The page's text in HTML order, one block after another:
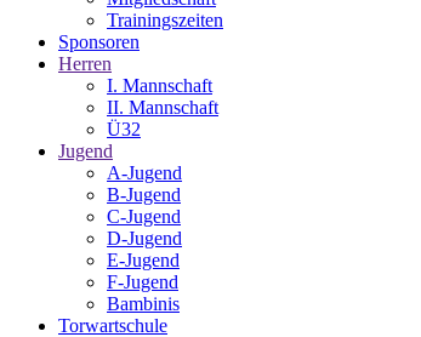
Trainingszeiten
Sponsoren
Herren
I. Mannschaft
II. Mannschaft
Ü32
Jugend
A-Jugend
B-Jugend
C-Jugend
D-Jugend
E-Jugend
F-Jugend
Bambinis
Torwartschule